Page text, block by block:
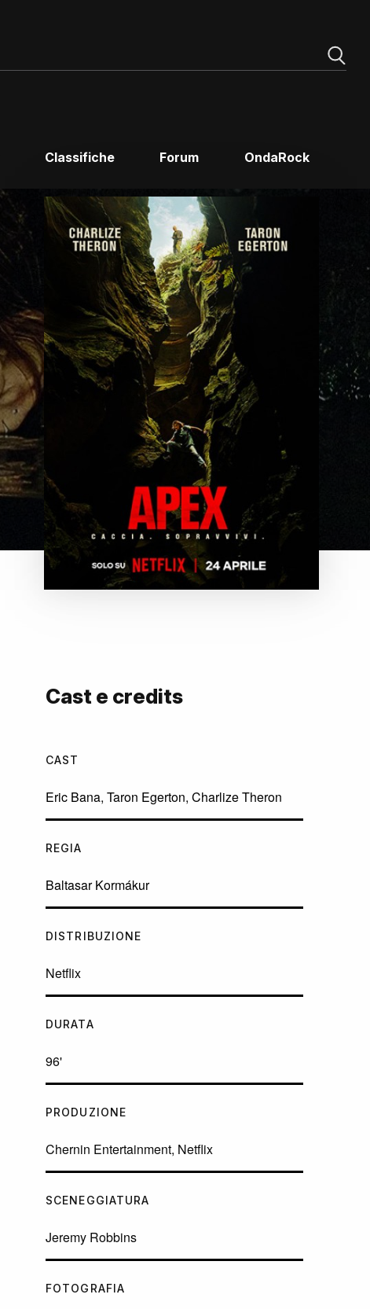
Classifiche Forum OndaRock
Cast e credits
CAST
Eric Bana, Taron Egerton, Charlize Theron
REGIA
Baltasar Kormákur
DISTRIBUZIONE
Netflix
DURATA
96'
PRODUZIONE
Chernin Entertainment, Netflix
SCENEGGIATURA
Jeremy Robbins
FOTOGRAFIA